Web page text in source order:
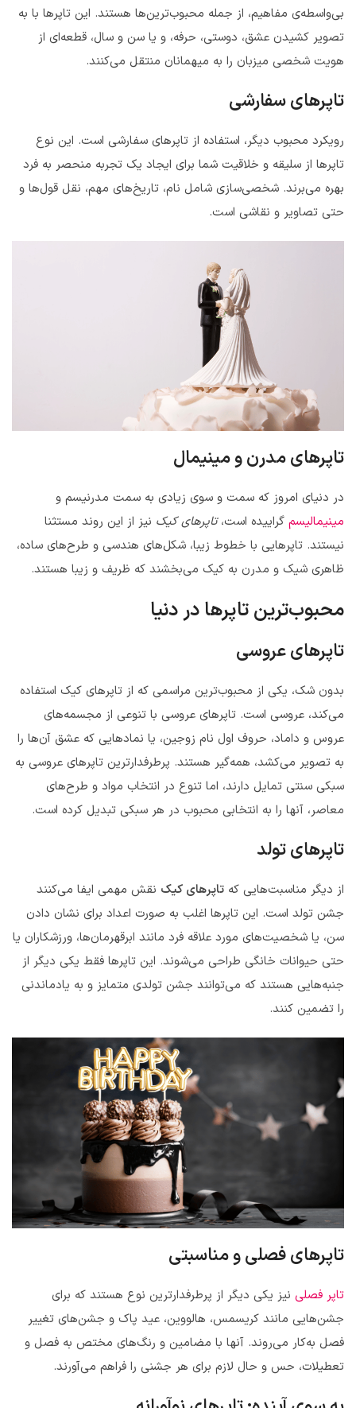
بی‌واسطه‌ی مفاهیم، از جمله محبوب‌ترین‌ها هستند. این تاپرها با به
تصویر کشیدن عشق، دوستی، حرفه، و یا سن و سال، قطعه‌ای از
هویت شخصی میزبان را به میهمانان منتقل می‌کنند.
تاپرهای سفارشی
رویکرد محبوب دیگر، استفاده از تاپرهای سفارشی است. این نوع
تاپرها از سلیقه و خلاقیت شما برای ایجاد یک تجربه منحصر به فرد
بهره می‌برند. شخصی‌سازی شامل نام، تاریخ‌های مهم، نقل قول‌ها و
حتی تصاویر و نقاشی است.
تاپرهای مدرن و مینیمال
در دنیای امروز که سمت و سوی زیادی به سمت مدرنیسم و
مینیمالیسم گراییده است،تاپرهای کیک نیز از این روند مستثنا
نیستند. تاپرهایی با خطوط زیبا، شکل‌های هندسی و طرح‌های ساده،
ظاهری شیک و مدرن به کیک می‌بخشند که ظریف و زیبا هستند.
محبوب‌ترین تاپرها در دنیا
تاپرهای عروسی
بدون شک، یکی از محبوب‌ترین مراسمی که از تاپرهای کیک استفاده
می‌کند، عروسی است. تاپرهای عروسی با تنوعی از مجسمه‌های
عروس و داماد، حروف اول نام زوجین، یا نمادهایی که عشق آن‌ها را
به تصویر می‌کشد، همه‌گیر هستند. پرطرفدارترین تاپرهای عروسی به
سبکی سنتی تمایل دارند، اما تنوع در انتخاب مواد و طرح‌های
معاصر، آنها را به انتخابی محبوب در هر سبکی تبدیل کرده‌ است.
تاپرهای تولد
از دیگر مناسبت‌هایی که تاپرهای کیک نقش مهمی ایفا می‌کنند
جشن تولد است. این تاپرها اغلب به صورت اعداد برای نشان دادن
سن، یا شخصیت‌های مورد علاقه فرد مانند ابرقهرمان‌ها، ورزشکاران یا
حتی حیوانات خانگی طراحی می‌شوند. این تاپرها فقط یکی دیگر از
جنبه‌هایی هستند که می‌توانند جشن تولدی متمایز و به یادماندنی
را تضمین کنند.
تاپرهای فصلی و مناسبتی
تاپر فصلی نیز یکی دیگر از پرطرفدارترین نوع هستند که برای
جشن‌هایی مانند کریسمس، هالووین، عید پاک و جشن‌های تغییر
فصل به‌کار می‌روند. آنها با مضامین و رنگ‌های مختص به فصل و
تعطیلات، حس و حال لازم برای هر جشنی را فراهم می‌آورند.